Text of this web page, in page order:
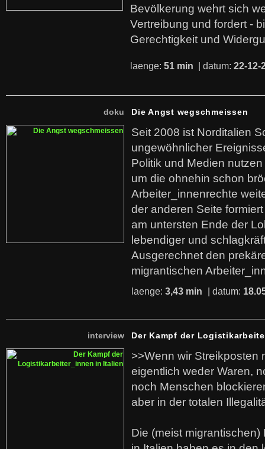
Bevölkerung wehrt sich
Vertreibung und fordert -
Gerechtigkeit und
laenge: 51 min | datum: 22-12-
doku Die Angst wegschmeissen
Seit 2008 ist Norditalien
ungewöhnlicher
Politik und Medien
um die ohnehin schon
Arbeiter_innenrechte
der anderen Seite
am untersten Ende der
lebendiger und
Ausgerechnet den
migrantischen
laenge: 3,43 min | datum:
interview Der Kampf der
>>Wenn wir Streikposten
eigentlich weder Waren,
noch Menschen
aber in der totalen
Die (meist